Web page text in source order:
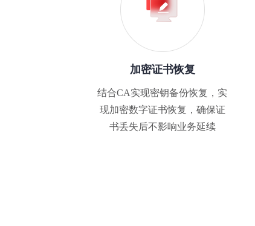
加密证书恢复
结合CA实现密钥备份恢复，实
现加密数字证书恢复，确保证
书丢失后不影响业务延续